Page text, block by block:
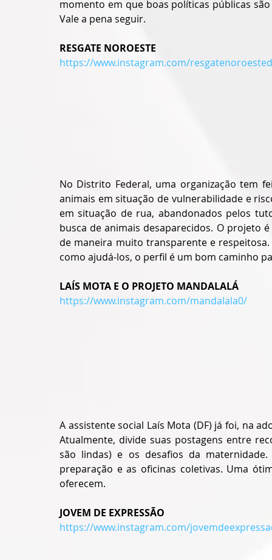
momento em que boas políticas públicas
Vale a pena seguir.
RESGATE NOROESTE
https://www.instagram.com/
No Distrito Federal, uma organização tem
animais em situação de vulnerabilidade e
em situação de rua, abandonados pelos
busca de animais desaparecidos. O projeto
de maneira muito transparente e
como ajudá-los, o perfil é um bom caminho
LAÍS MOTA E O PROJETO MANDALALÁ
https://www.instagram.com/mandalala0/
A assistente social Laís Mota (DF) já foi, na
Atualmente, divide suas postagens entre
são lindas) e os desafios da
preparação e as oficinas coletivas. Uma
oferecem.
JOVEM DE EXPRESSÃO
https://www.instagram.com/